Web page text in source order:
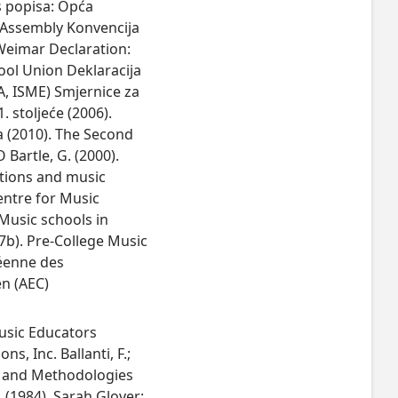
Opća
Konvencija
Declaration:
Union Deklaracija
ISME) Smjernice za
stoljeće (2006).
The Second
Bartle, G. (2000).
and music
for Music
schools in
Pre-College Music
des
(AEC)
of Educational Studies, 29 (2), str. 164-167. New York (NY): Taylor & Francis, Ltd. Lissa, Z., Tanska, E., Tarska, E. (1965). On the Evolution of Musical Perception. The Journal of Aesthetics and Art Criticism, 24 (2), str. 273-286. Hoboken (NJ): Wiley-Blackwell / The American Society for Aesthetics Livingston, C. (2004): Transforming Music Education. Philosophy of Music Education Review, 12 (2), str. 211-214. Bloomington (IN): Indiana University Press Mak, P. (2006). Learning music in formal, non-formal and informal contexts. Lifelong Learning in Music (research paper), str. 1-7. Brussels (Belgium): Association Europeenne des Conservatoires, Academies de Musique et Musikhochschulen (AEC); European Forum for Music Education and Training (EFMET) Mark, M. L., Gary, C. L. (2007): A History of American Music Education. Lanham (MA): Rowman & Littlefield Publishing Group. Mark, M. L., ur. (2013): Music Education: Source Readings from Ancient Greece to Today. London: Routledge Matoš, N. (2011.). Koncept skrivenoga kurikuluma s osvrtom na glazbeno obrazovanje. Tonovi, 58, str. 92-112. Zagreb: HDGPP. Matoš, N. (2013): Kulturna transmisija kroz umjetničko područje kurikuluma. U: Posavec, K.; Sablić, M. (ur.) Pedagogija i kultura (svezak 3), Znanstvena monografija Drugoga kongresa pedagoga Hrvatske Interkulturalna pedagogija: prema novim razvojima znanosti o odgoju, str. 233-243. Zagreb: Hrvatsko pedagogijsko društvo Matoš, N. (2017). Kurikulumski pristup glazbenom obrazovanju u Hrvatskoj. Napredak: časopis za pedagogijsku teoriju i praksu, 158 (1/2), 143-164. Zagreb: Hrvatski pedagoško-književni zbor McCarthy, M. (2002). Music education philosophy: Changing times. Music Educators Journal, 89 (1), str. 19 - 26. Thousand Oaks (CA): Sage Publications, Inc. McLaren, P. (2011): Radical Negativity: